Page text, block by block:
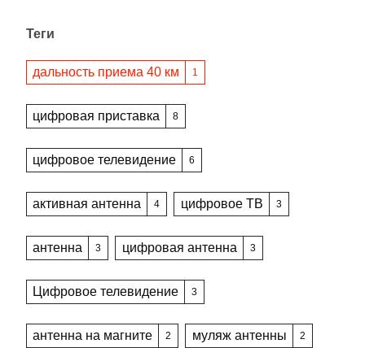
Теги
дальность приема 40 км 1
цифровая приставка 8
цифровое телевидение 6
активная антенна 4 цифровое ТВ 3
антенна 3 цифровая антенна 3
Цифровое телевидение 3
антенна на магните 2 муляж антенны 2